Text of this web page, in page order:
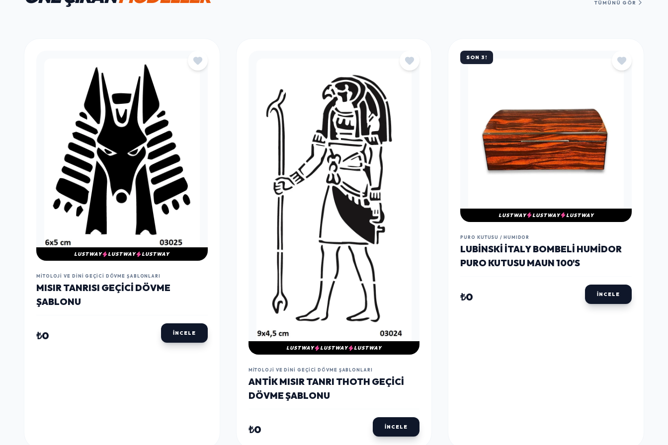
TÜMÜNÜ GÖR
LUSTWAY LUSTWAY LUSTWAY
MITOLOJI VE DINI GEÇICI DÖVME ŞABLONLARI
MISIR TANRISI GEÇICI DÖVME
ŞABLONU
₺0 İNCELE
LUSTWAY LUSTWAY LUSTWAY
MITOLOJI VE DINI GEÇICI DÖVME ŞABLONLARI
ANTIK MISIR TANRI THOTH GEÇICI
DÖVME ŞABLONU
₺0 İNCELE
SON 3!
LUSTWAY LUSTWAY LUSTWAY
PURO KUTUSU / HUMIDOR
LUBINSKI İTALY BOMBELI HUMIDOR
PURO KUTUSU MAUN 100'S
₺0 İNCELE